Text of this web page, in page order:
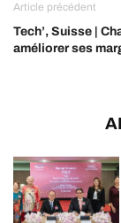
Article précédent
Tech’, Suisse |
améliorer ses